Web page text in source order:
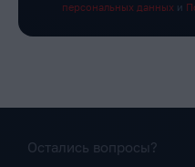
персональных данных и
Остались вопросы?